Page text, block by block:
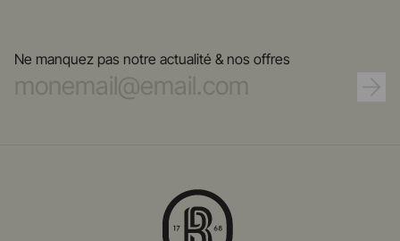
Ne manquez pas notre actualité & nos offres